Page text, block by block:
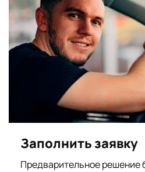
Заполнить заявку
Предварительное решение